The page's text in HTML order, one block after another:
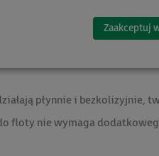
o swoim położeniu, statusie
maksymalną efektywność
stosowania centralnego
roboty
płynnie i bezkolizyjnie,
floty nie wymaga
Zaakceptuj